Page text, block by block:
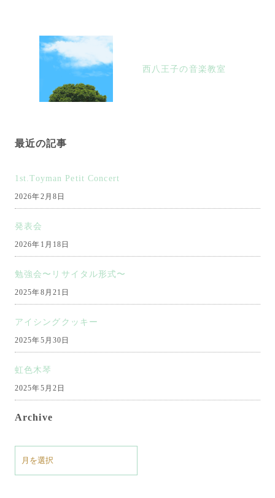
西八王子の音楽教室
最近の記事
1st.Toyman Petit Concert
2026年2月8日
発表会
2026年1月18日
勉強会〜リサイタル形式〜
2025年8月21日
アイシングクッキー
2025年5月30日
虹色木琴
2025年5月2日
Archive